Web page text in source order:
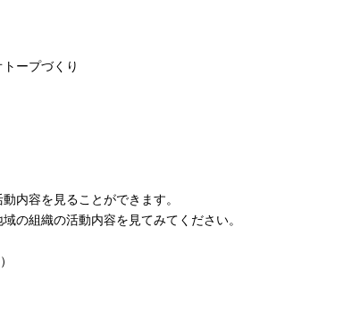
ープづくり
内容を見ることができます。
の組織の活動内容を見てみてください。